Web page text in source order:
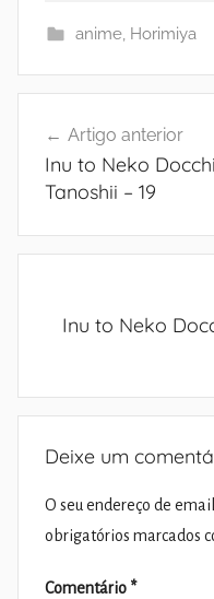
anime, Horimiya
de
artigos
Artigo anterior
Inu to Neko
Tanoshii – 19
Inu to Neko
Deixe um
O seu endereço de
obrigatórios marcados
Comentário *